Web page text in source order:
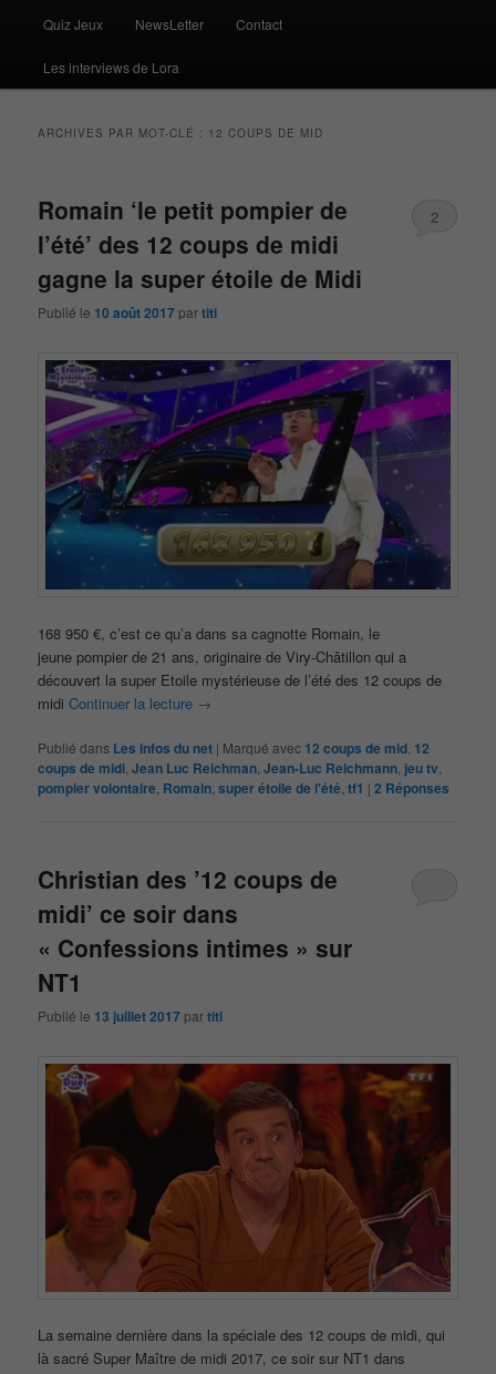
Quiz Jeux NewsLetter Contact
Les interviews de Lora
ARCHIVES PAR MOT-CLÉ : 12 COUPS DE MID
Romain ‘le petit pompier de
l’été’ des 12 coups de midi
gagne la super étoile de Midi
Publié le 10 août 2017 partiti
2
168 950 €, c’est ce qu’a dans sa cagnotte Romain, le
jeune pompier de 21 ans, originaire de Viry-Châtillon qui a
découvert la super Etoile mystérieuse de l’été des 12 coups de
midiContinuer la lecture →
Publié dans Les infos du net | Marqué avec 12 coups de mid 12
coups de midi ,Jean Luc Reichman ,Jean-Luc Reichmann jeu tv
pompier volontaire Romain ,super étoile de l'été ,tf1 |2 Réponses
Christian des ’12 coups de
midi’ ce soir dans
« Confessions intimes » sur
NT1
Publié le 13 juillet 2017 partiti
La semaine dernière dans la spéciale des 12 coups de midi, qui
là sacré Super Maître de midi 2017, ce soir sur NT1 dans